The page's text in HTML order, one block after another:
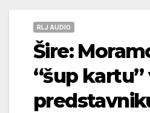
RLJ AUDIO
Šire:
“šup